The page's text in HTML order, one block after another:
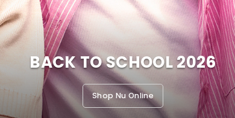
BACK TO SCHOOL 2026
Shop Nu Online